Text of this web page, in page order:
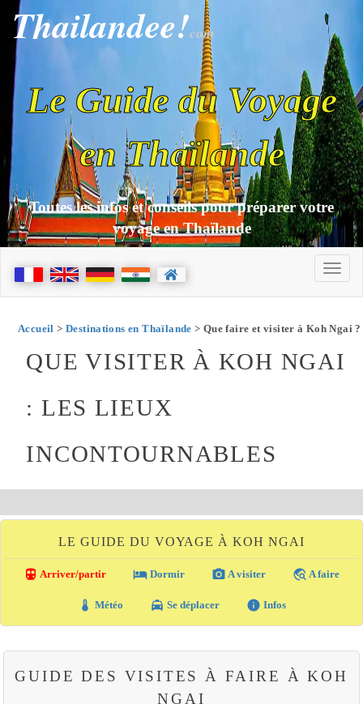
Thailandee!com
Le Guide du Voyage
en Thaïlande
Toutes les infos et conseils pour préparer votre
voyage en Thaïlande
Accueil > Destinations en Thaïlande > Que faire et visiter à Koh Ngai ?
QUE VISITER À KOH NGAI
: LES LIEUX
INCONTOURNABLES
LE GUIDE DU VOYAGE À KOH NGAI
directions_transit Arriver/partir local_hotel Dormir photo_camera A visiter travel_explore A faire
thermostat Météo local_taxi Se déplacer info Infos
GUIDE DES VISITES À FAIRE À KOH
NGAI